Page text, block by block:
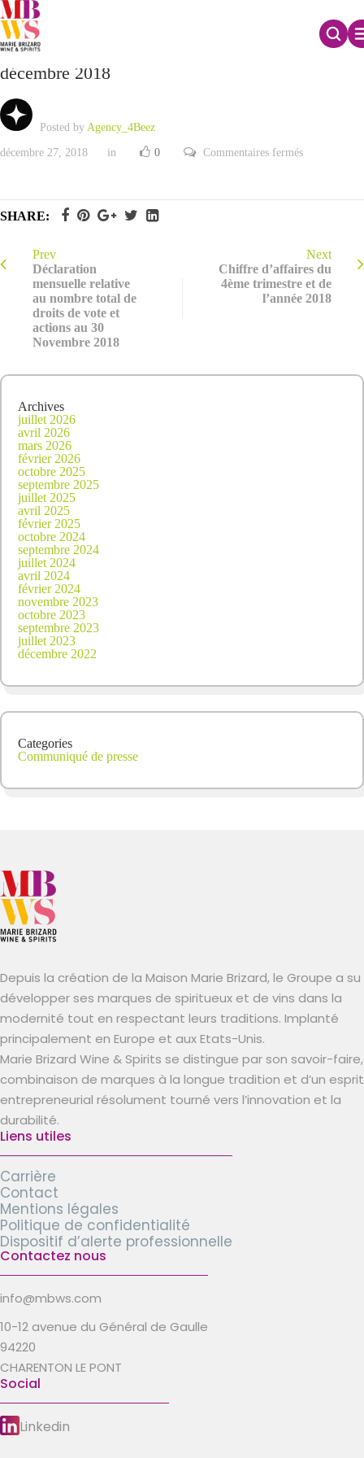
Communiqué du Conseil d’Administration du 21
décembre 2018
Posted by Agency_4Beez
décembre 27, 2018 in 0 Commentaires ferméssur
SHARE:
Prev
Déclaration
mensuelle relative
au nombre total de
droits de vote et
actions au 30
Novembre 2018
Next
Chiffre d’affaires du
4ème trimestre et de
l’année 2018
Archives
juillet 2026
avril 2026
mars 2026
février 2026
octobre 2025
septembre 2025
juillet 2025
avril 2025
février 2025
octobre 2024
septembre 2024
juillet 2024
avril 2024
février 2024
novembre 2023
octobre 2023
septembre 2023
juillet 2023
décembre 2022
Categories
Communiqué de presse
Depuis la création de la Maison Marie Brizard, le Groupe a su
développer ses marques de spiritueux et de vins dans la
modernité tout en respectant leurs traditions. Implanté
principalement en Europe et aux Etats-Unis.
Marie Brizard Wine & Spirits se distingue par son savoir-faire,
combinaison de marques à la longue tradition et d’un esprit
entrepreneurial résolument tourné vers l’innovation et la
durabilité.
Liens utiles
Carrière
Contact
Mentions légales
Politique de confidentialité
Dispositif d’alerte professionnelle
Contactez nous
info@mbws.com
10-12 avenue du Général de Gaulle
94220
CHARENTON LE PONT
Social
Linkedin